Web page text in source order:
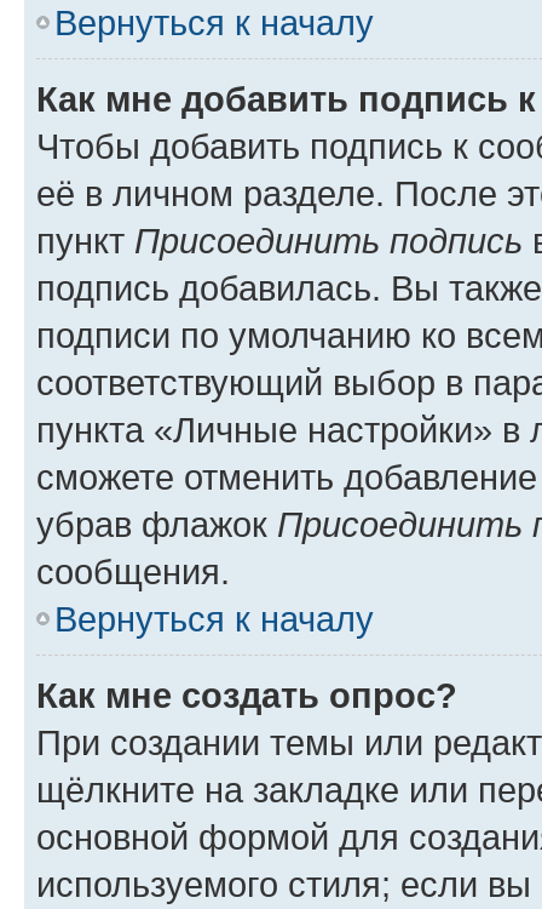
Вернуться к началу
Как мне добавить подпись
Чтобы добавить подпись к
её в личном разделе. После
пункт Присоединить подпись
подпись добавилась. Вы
подписи по умолчанию ко
соответствующий выбор в
пункта «Личные настройки»
сможете отменить
убрав флажок Присоединить
сообщения.
Вернуться к началу
Как мне создать опрос?
При создании темы или
щёлкните на закладке или
основной формой для
используемого стиля; если